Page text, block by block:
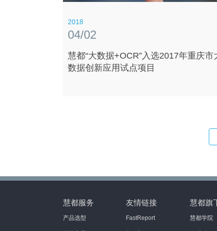
2018
04/02
慧都“大数据+OCR”入选2017年重庆市
数据创新应用试点项目
在我们的需求中，哪些方面可以得以满足？如果
慧都服务
产品选型
友情链接
FastReport
慧都旗
慧都学院